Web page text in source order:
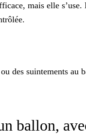
mais elle
des suintements au
ballon,